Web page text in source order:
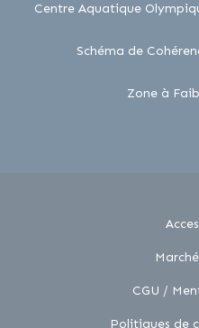
Centre Aquatique
Schéma de
Zone à
CGU /
Politiques de